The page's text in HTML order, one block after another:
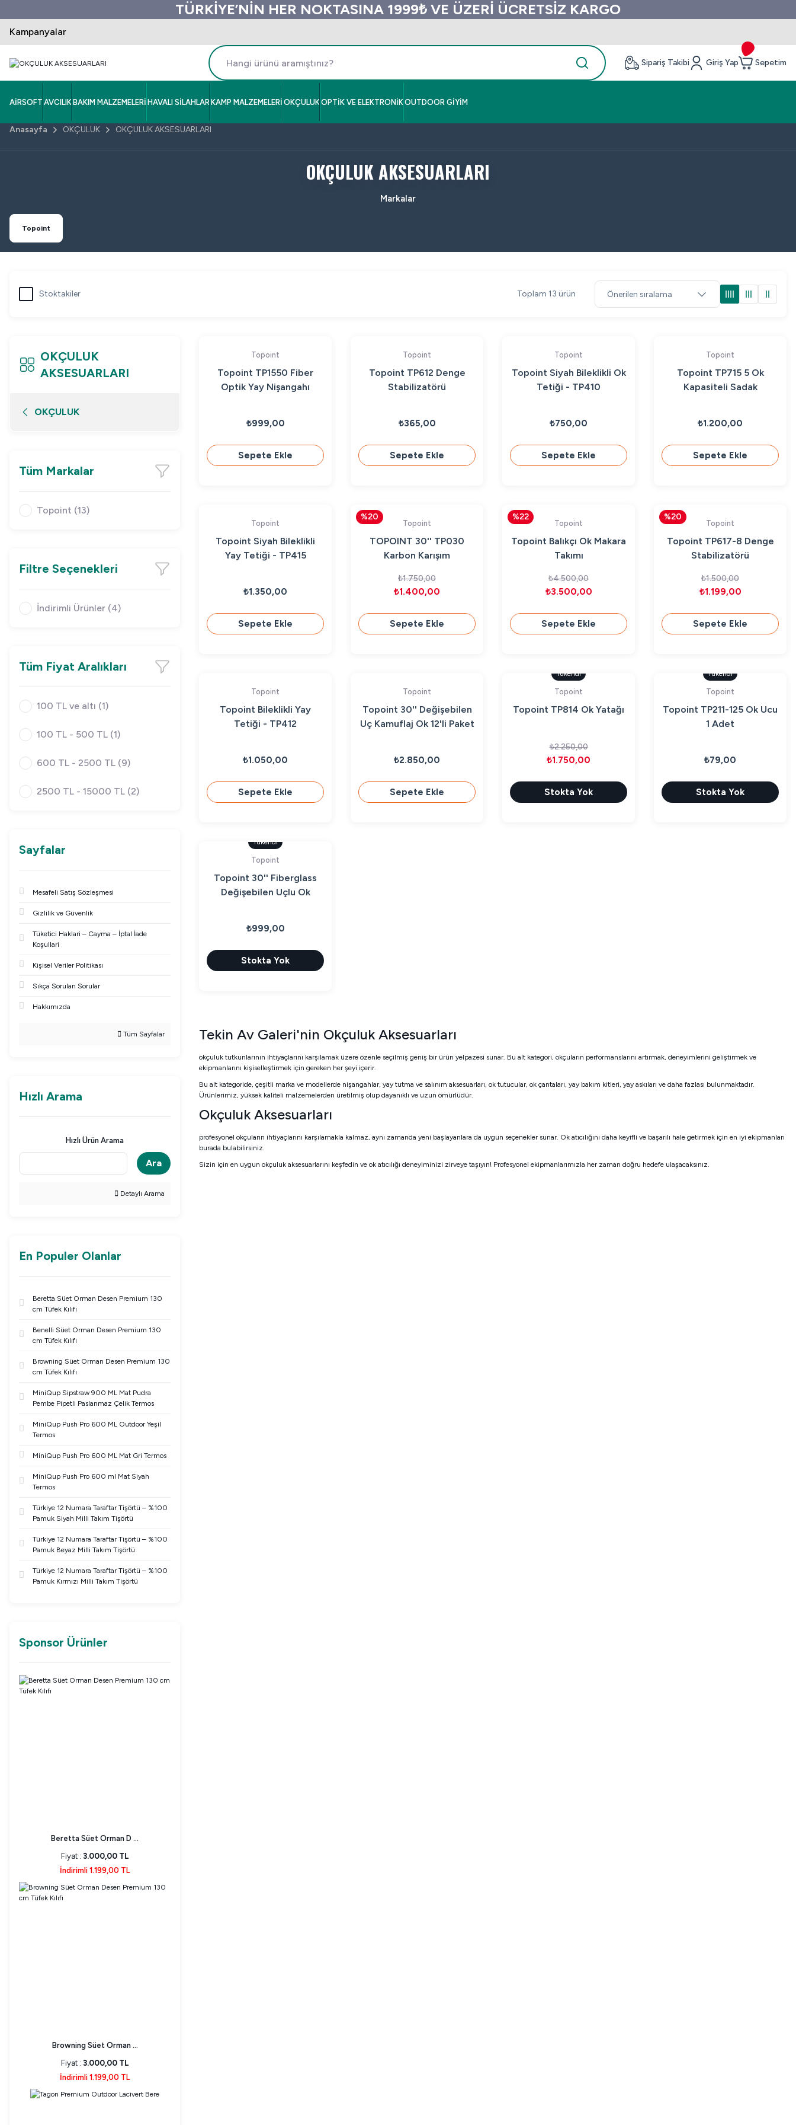
TÜRKİYE’NİN HER NOKTASINA 1999₺ VE ÜZERİ ÜCRETSİZ KARGO
Kampanyalar
Sipariş Takibi Giriş Yap Sepetim
AİRSOFT AVCILIK BAKIM MALZEMELERİ HAVALI SİLAHLAR KAMP MALZEMELERİ OKÇULUK OPTİK VE ELEKTRONİK OUTDOOR GİYİM
Anasayfa OKÇULUK OKÇULUK AKSESUARLARI
OKÇULUK AKSESUARLARI
Markalar
Topoint
Stoktakiler Toplam 13 ürün
OKÇULUK
AKSESUARLARI
OKÇULUK
Tüm Markalar
Topoint (13)
Filtre Seçenekleri
İndirimli Ürünler (4)
Tüm Fiyat Aralıkları
100 TL ve altı (1)
100 TL - 500 TL (1)
600 TL - 2500 TL (9)
2500 TL - 15000 TL (2)
Sayfalar
Mesafeli Satış Sözleşmesi
Gizlilik ve Güvenlik
Tüketici Haklari – Cayma – İptal İade
Koşullari
Kişisel Veriler Politikası
Sıkça Sorulan Sorular
Hakkımızda
Tüm Sayfalar
Hızlı Arama
Hızlı Ürün Arama
Ara
Detaylı Arama
En Populer Olanlar
Beretta Süet Orman Desen Premium 130
cm Tüfek Kılıfı
Benelli Süet Orman Desen Premium 130
cm Tüfek Kılıfı
Browning Süet Orman Desen Premium 130
cm Tüfek Kılıfı
MiniQup Sipstraw 900 ML Mat Pudra
Pembe Pipetli Paslanmaz Çelik Termos
MiniQup Push Pro 600 ML Outdoor Yeşil
Termos
MiniQup Push Pro 600 ML Mat Gri Termos
MiniQup Push Pro 600 ml Mat Siyah
Termos
Türkiye 12 Numara Taraftar Tişörtü – %100
Pamuk Siyah Milli Takım Tişörtü
Türkiye 12 Numara Taraftar Tişörtü – %100
Pamuk Beyaz Milli Takım Tişörtü
Türkiye 12 Numara Taraftar Tişörtü – %100
Pamuk Kırmızı Milli Takım Tişörtü
Sponsor Ürünler
Beretta Süet Orman D ...
Fiyat : 3.000,00 TL
İndirimli 1.199,00 TL
Browning Süet Orman ...
Fiyat : 3.000,00 TL
İndirimli 1.199,00 TL
Topoint
Topoint TP1550 Fiber
Optik Yay Nişangahı
₺999,00
Sepete Ekle
Topoint
Topoint TP612 Denge
Stabilizatörü
₺365,00
Sepete Ekle
Topoint
Topoint Siyah Bileklikli Ok
Tetiği - TP410
₺750,00
Sepete Ekle
Topoint
Topoint TP715 5 Ok
Kapasiteli Sadak
₺1.200,00
Sepete Ekle
Topoint
Topoint Siyah Bileklikli
Yay Tetiği - TP415
₺1.350,00
Sepete Ekle
%20
Topoint
TOPOINT 30'' TP030
Karbon Karışım
₺1.750,00
₺1.400,00
Sepete Ekle
%22
Topoint
Topoint Balıkçı Ok Makara
Takımı
₺4.500,00
₺3.500,00
Sepete Ekle
%20
Topoint
Topoint TP617-8 Denge
Stabilizatörü
₺1.500,00
₺1.199,00
Sepete Ekle
Topoint
Topoint Bileklikli Yay
Tetiği - TP412
₺1.050,00
Sepete Ekle
Topoint
Topoint 30'' Değişebilen
Uç Kamuflaj Ok 12'li Paket
₺2.850,00
Sepete Ekle
Tükendi
Topoint
Topoint TP814 Ok Yatağı
₺2.250,00
₺1.750,00
Stokta Yok
Tükendi
Topoint
Topoint TP211-125 Ok Ucu
1 Adet
₺79,00
Stokta Yok
Tükendi
Topoint
Topoint 30'' Fiberglass
Değişebilen Uçlu Ok
₺999,00
Stokta Yok
Tekin Av Galeri'nin Okçuluk Aksesuarları
okçuluk tutkunlarının ihtiyaçlarını karşılamak üzere özenle seçilmiş geniş bir ürün yelpazesi sunar. Bu alt kategori, okçuların performanslarını artırmak, deneyimlerini geliştirmek ve
ekipmanlarını kişiselleştirmek için gereken her şeyi içerir.
Bu alt kategoride, çeşitli marka ve modellerde nişangahlar, yay tutma ve salınım aksesuarları, ok tutucular, ok çantaları, yay bakım kitleri, yay askıları ve daha fazlası bulunmaktadır.
Ürünlerimiz, yüksek kaliteli malzemelerden üretilmiş olup dayanıklı ve uzun ömürlüdür.
Okçuluk Aksesuarları
profesyonel okçuların ihtiyaçlarını karşılamakla kalmaz, aynı zamanda yeni başlayanlara da uygun seçenekler sunar. Ok atıcılığını daha keyifli ve başarılı hale getirmek için en iyi ekipmanları
burada bulabilirsiniz.
Sizin için en uygun okçuluk aksesuarlarını keşfedin ve ok atıcılığı deneyiminizi zirveye taşıyın! Profesyonel ekipmanlarımızla her zaman doğru hedefe ulaşacaksınız.